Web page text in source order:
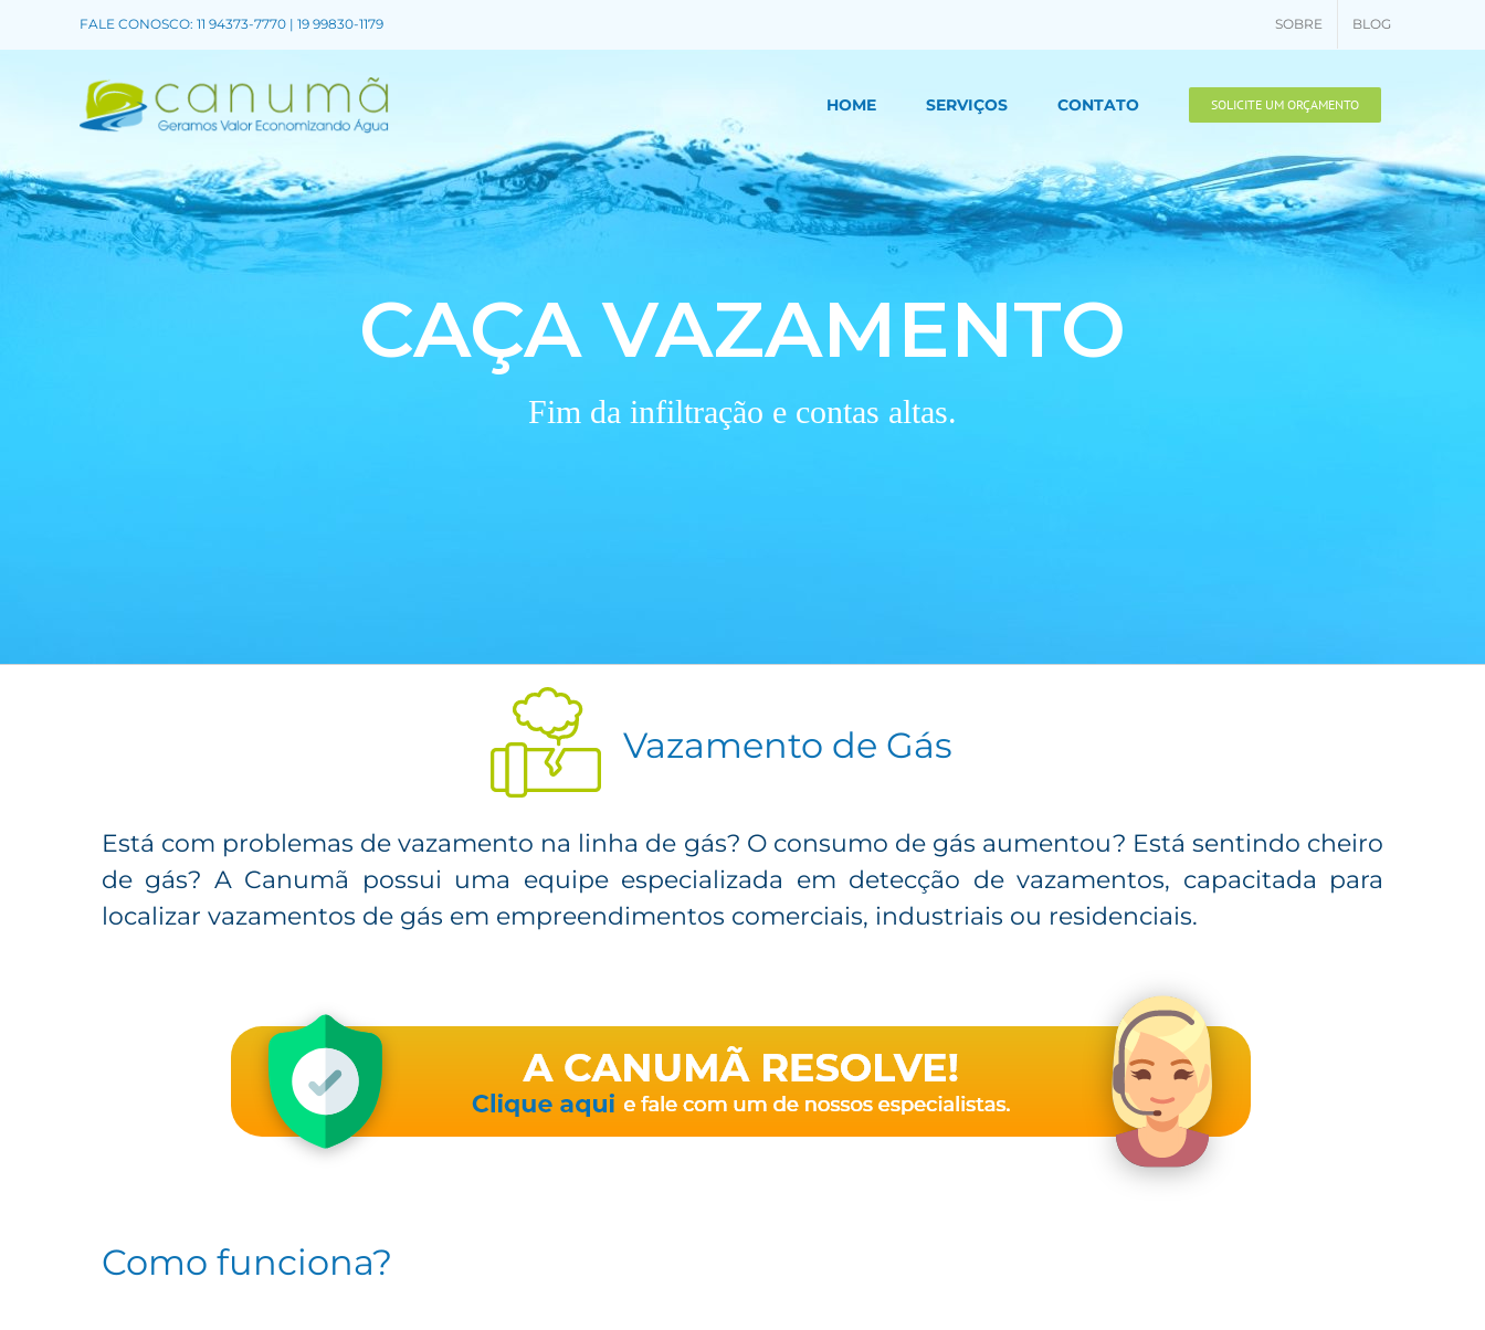
FALE CONOSCO: 11 94373-7770 | 19 99830-1179 SOBRE BLOG
HOME SERVIÇOS CONTATO SOLICITE UM ORÇAMENTO
Fim da infiltração e contas altas.
CAÇA VAZAMENTO
Vazamento de Gás
Está com problemas de vazamento na linha de gás? O consumo de gás aumentou? Está sentindo cheiro
de gás? A Canumã possui uma equipe especializada em detecção de vazamentos, capacitada para
localizar vazamentos de gás em empreendimentos comerciais, industriais ou residenciais.
Como funciona?